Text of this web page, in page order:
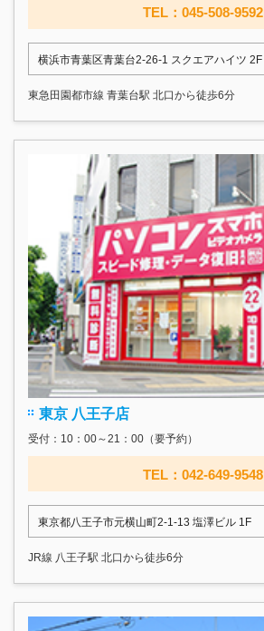
TEL：045-508-9592
横浜市青葉区青葉台2-26-1 スクエアハイツ 2F
東急田園都市線 青葉台駅 北口から徒歩6分
東京 八王子店
受付：10：00～21：00（要予約）
TEL：042-649-9548
東京都八王子市元横山町2-1-13 塩澤ビル 1F
JR線 八王子駅 北口から徒歩6分